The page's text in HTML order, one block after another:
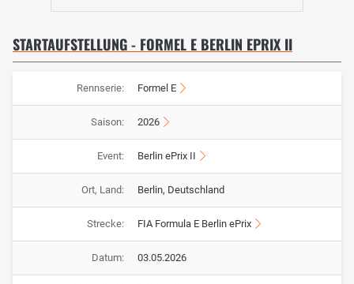
STARTAUFSTELLUNG - FORMEL E BERLIN EPRIX II
Rennserie: Formel E
Saison: 2026
Event: Berlin ePrix II
Ort, Land: Berlin, Deutschland
Strecke: FIA Formula E Berlin ePrix
Datum: 03.05.2026